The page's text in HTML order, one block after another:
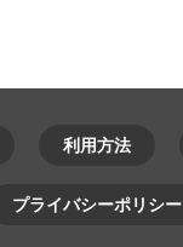
利用方法
プライバシーポリシー